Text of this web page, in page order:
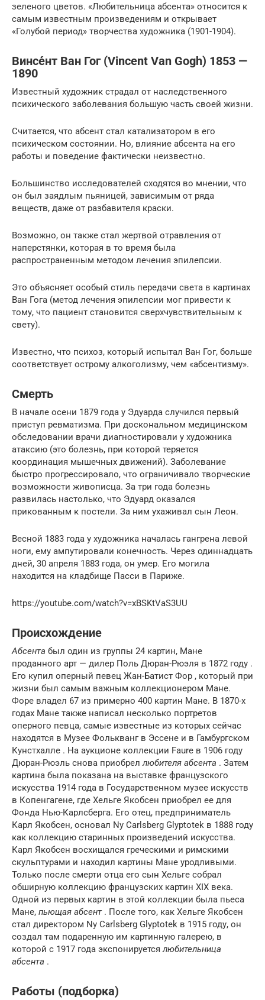
зеленого цветов. «Любительница абсента» относится к
самым известным произведениям и открывает
«Голубой период» творчества художника (1901-1904).
Винсе́нт Ван Гог (Vincent Van Gogh) 1853 —
1890
Известный художник страдал от наследственного
психического заболевания большую часть своей жизни.
Считается, что абсент стал катализатором в его
психическом состоянии. Но, влияние абсента на его
работы и поведение фактически неизвестно.
Большинство исследователей сходятся во мнении, что
он был заядлым пьяницей, зависимым от ряда
веществ, даже от разбавителя краски.
Возможно, он также стал жертвой отравления от
наперстянки, которая в то время была
распространенным методом лечения эпилепсии.
Это объясняет особый стиль передачи света в картинах
Ван Гога (метод лечения эпилепсии мог привести к
тому, что пациент становится сверхчувствительным к
свету).
Известно, что психоз, который испытал Ван Гог, больше
соответствует острому алкоголизму, чем «абсентизму».
Смерть
В начале осени 1879 года у Эдуарда случился первый
приступ ревматизма. При доскональном медицинском
обследовании врачи диагностировали у художника
атаксию (это болезнь, при которой теряется
координация мышечных движений). Заболевание
быстро прогрессировало, что ограничивало творческие
возможности живописца. За три года болезнь
развилась настолько, что Эдуард оказался
прикованным к постели. За ним ухаживал сын Леон.
Весной 1883 года у художника началась гангрена левой
ноги, ему ампутировали конечность. Через одиннадцать
дней, 30 апреля 1883 года, он умер. Его могила
находится на кладбище Пасси в Париже.
https://youtube.com/watch?v=xBSKtVaS3UU
Происхождение
Абсента был один из группы 24 картин, Мане
проданного арт — дилер Поль Дюран-Рюэля в 1872 году .
Его купил оперный певец Жан-Батист Фор , который при
жизни был самым важным коллекционером Мане.
Форе владел 67 из примерно 400 картин Мане. В 1870-х
годах Мане также написал несколько портретов
оперного певца, самые известные из которых сейчас
находятся в Музее Фолькванг в Эссене и в Гамбургском
Кунстхалле . На аукционе коллекции Faure в 1906 году
Дюран-Рюэль снова приобреллюбителя абсента . Затем
картина была показана на выставке французского
искусства 1914 года в Государственном музее искусств
в Копенгагене, где Хельге Якобсен приобрел ее для
Фонда Нью-Карлсберга. Его отец, предприниматель
Карл Якобсен, основал Ny Carlsberg Glyptotek в 1888 году
как коллекцию старинных произведений искусства.
Карл Якобсен восхищался греческими и римскими
скульптурами и находил картины Мане уродливыми.
Только после смерти отца его сын Хельге собрал
обширную коллекцию французских картин XIX века.
Одной из первых картин в этой коллекции была пьеса
Мане, пьющая абсент. После того, как Хельге Якобсен
стал директором Ny Carlsberg Glyptotek в 1915 году, он
создал там подаренную им картинную галерею, в
которой с 1917 года экспонируетсялюбительница
абсента .
Работы (подборка)